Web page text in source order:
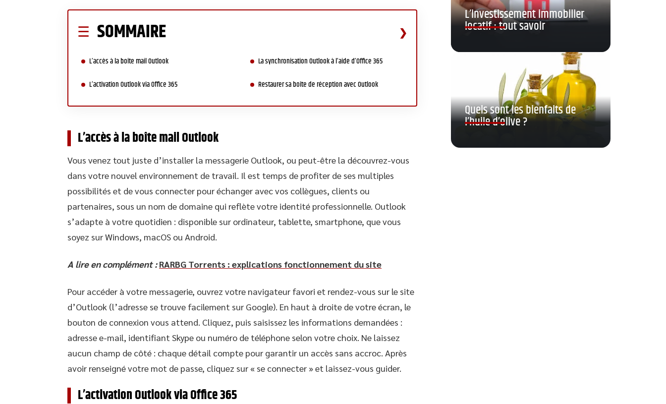
SOMMAIRE
L’accès à la boîte mail Outlook
L’activation Outlook via Office 365
La synchronisation Outlook à l’aide d’Office 365
Restaurer sa boîte de réception avec Outlook
L’accès à la boîte mail Outlook
Vous venez tout juste d’installer la messagerie Outlook, ou peut-être la découvrez-vous
dans votre nouvel environnement de travail. Il est temps de profiter de ses multiples
possibilités et de vous connecter pour échanger avec vos collègues, clients ou
partenaires, sous un nom de domaine qui reflète votre identité professionnelle. Outlook
s’adapte à votre quotidien : disponible sur ordinateur, tablette, smartphone, que vous
soyez sur Windows, macOS ou Android.
A lire en complément : RARBG Torrents : explications fonctionnement du site
Pour accéder à votre messagerie, ouvrez votre navigateur favori et rendez-vous sur le site
d’Outlook (l’adresse se trouve facilement sur Google). En haut à droite de votre écran, le
bouton de connexion vous attend. Cliquez, puis saisissez les informations demandées :
adresse e-mail, identifiant Skype ou numéro de téléphone selon votre choix. Ne laissez
aucun champ de côté : chaque détail compte pour garantir un accès sans accroc. Après
avoir renseigné votre mot de passe, cliquez sur « se connecter » et laissez-vous guider.
L’activation Outlook via Office 365
L’investissement immobilier
locatif : tout savoir
Quels sont les bienfaits de
l’huile d’olive ?